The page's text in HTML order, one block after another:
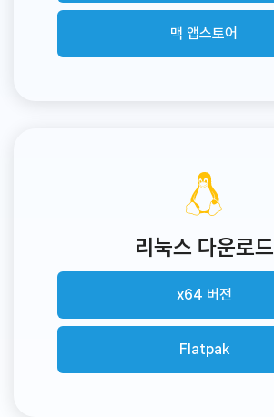
맥 앱스토어
리눅스 다운로드
x64 버전
Flatpak